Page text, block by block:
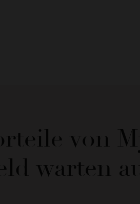
von
warten